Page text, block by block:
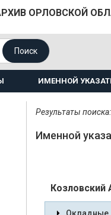
ОРЛОВСКОЙ
Поиск
ИМЕННОЙ
Результаты
Именной
Козловский